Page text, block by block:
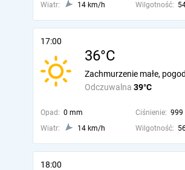
Wiatr:
14 km/h Wilgotność:
17:00
36°C
Odczuwalna 39°C
Zachmurzenie małe,
Opad: 0 mm Ciśnienie: 999
Wiatr:
14 km/h Wilgotność:
18:00